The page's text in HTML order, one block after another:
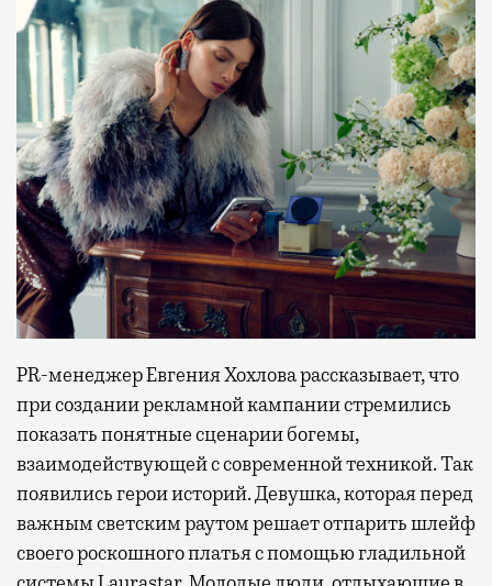
PR-менеджер Евгения Хохлова рассказывает, что
при создании рекламной кампании стремились
показать понятные сценарии богемы,
взаимодействующей с современной техникой. Так
появились герои историй. Девушка, которая перед
важным светским раутом решает отпарить шлейф
своего роскошного платья с помощью гладильной